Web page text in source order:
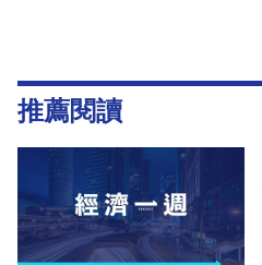
推薦閱讀